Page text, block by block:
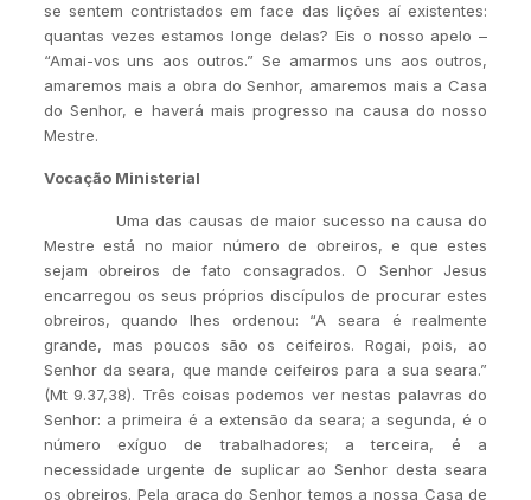
se sentem contristados em face das lições aí existentes:
quantas vezes estamos longe delas? Eis o nosso apelo –
“Amai-vos uns aos outros.” Se amarmos uns aos outros,
amaremos mais a obra do Senhor, amaremos mais a Casa
do Senhor, e haverá mais progresso na causa do nosso
Mestre.
Vocação Ministerial
Uma das causas de maior sucesso na causa do
Mestre está no maior número de obreiros, e que estes
sejam obreiros de fato consagrados. O Senhor Jesus
encarregou os seus próprios discípulos de procurar estes
obreiros, quando lhes ordenou: “A seara é realmente
grande, mas poucos são os ceifeiros. Rogai, pois, ao
Senhor da seara, que mande ceifeiros para a sua seara.”
(Mt 9.37,38). Três coisas podemos ver nestas palavras do
Senhor: a primeira é a extensão da seara; a segunda, é o
número exíguo de trabalhadores; a terceira, é a
necessidade urgente de suplicar ao Senhor desta seara
os obreiros. Pela graça do Senhor temos a nossa Casa de